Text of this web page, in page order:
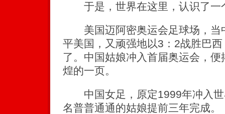
于是，世界在这里，认识了一
美国迈阿密奥运会足球场，当
平美国，又顽强地以3：2战胜巴
了。中国姑娘冲入首届奥运会，
煌的一页。
中国女足，原定1999年冲入世
名普普通通的姑娘提前三年完成。